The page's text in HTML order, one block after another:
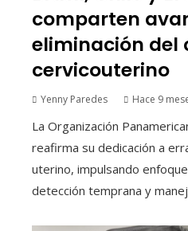
comparten
eliminación del
cervicouterino
Yenny Paredes Hace 9
La Organización
reafirma su dedicación a
uterino, impulsando
detección temprana y